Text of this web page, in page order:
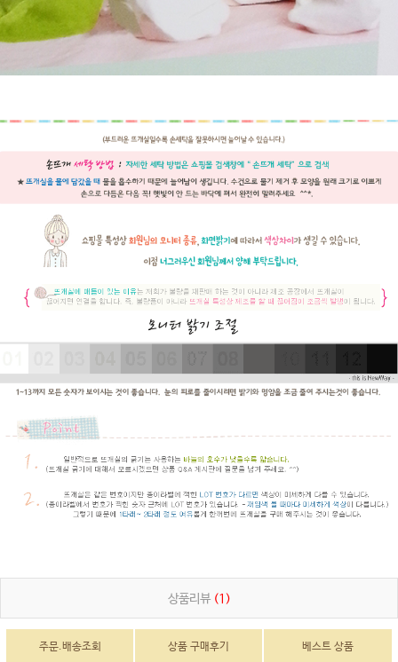
상품리뷰 (1)
주문.배송조회 상품 구매후기 베스트 상품